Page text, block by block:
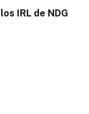
IRL de NDG